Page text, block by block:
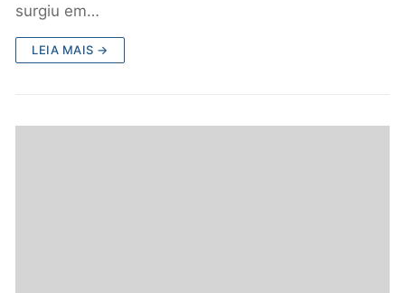
surgiu em…
LEIA MAIS →